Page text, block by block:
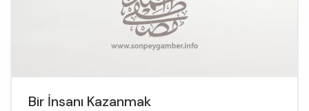
Bir İnsanı Kazanmak